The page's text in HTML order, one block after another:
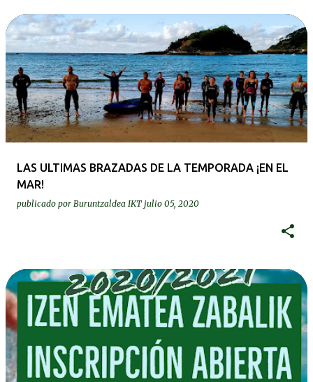
LAS ULTIMAS BRAZADAS DE LA TEMPORADA ¡EN EL
MAR!
publicado por Buruntzaldea IKT julio 05, 2020